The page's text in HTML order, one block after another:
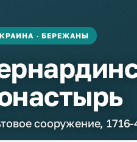
· БЕРЕЖАНЫ
сооружение, 1716-